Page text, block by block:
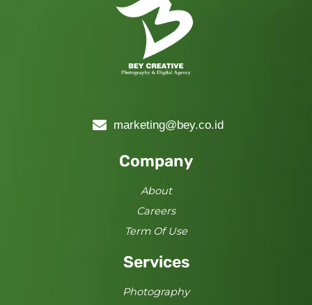
marketing@bey.co.id
Company
About
Careers
Term Of Use
Services
Photography